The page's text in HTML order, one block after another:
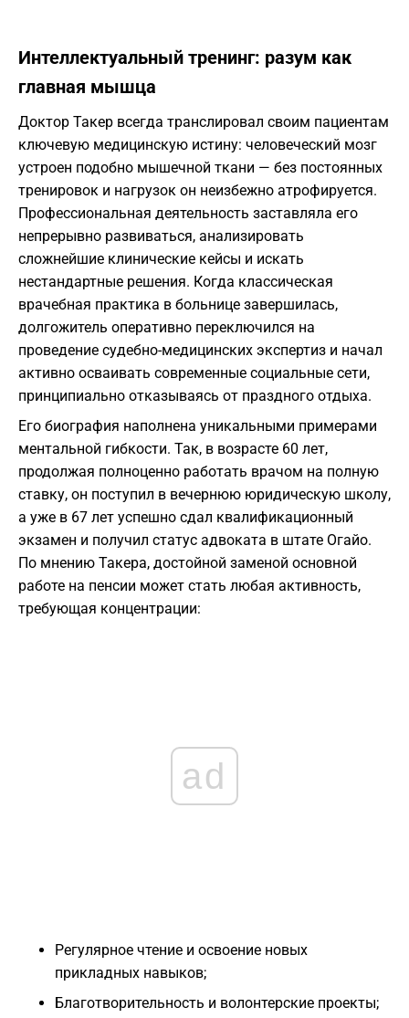
Интеллектуальный тренинг: разум как
главная мышца
Доктор Такер всегда транслировал своим пациентам
ключевую медицинскую истину: человеческий мозг
устроен подобно мышечной ткани — без постоянных
тренировок и нагрузок он неизбежно атрофируется.
Профессиональная деятельность заставляла его
непрерывно развиваться, анализировать
сложнейшие клинические кейсы и искать
нестандартные решения. Когда классическая
врачебная практика в больнице завершилась,
долгожитель оперативно переключился на
проведение судебно-медицинских экспертиз и начал
активно осваивать современные социальные сети,
принципиально отказываясь от праздного отдыха.
Его биография наполнена уникальными примерами
ментальной гибкости. Так, в возрасте 60 лет,
продолжая полноценно работать врачом на полную
ставку, он поступил в вечернюю юридическую школу,
а уже в 67 лет успешно сдал квалификационный
экзамен и получил статус адвоката в штате Огайо.
По мнению Такера, достойной заменой основной
работе на пенсии может стать любая активность,
требующая концентрации:
ad
Регулярное чтение и освоение новых
прикладных навыков;
Благотворительность и волонтерские проекты;